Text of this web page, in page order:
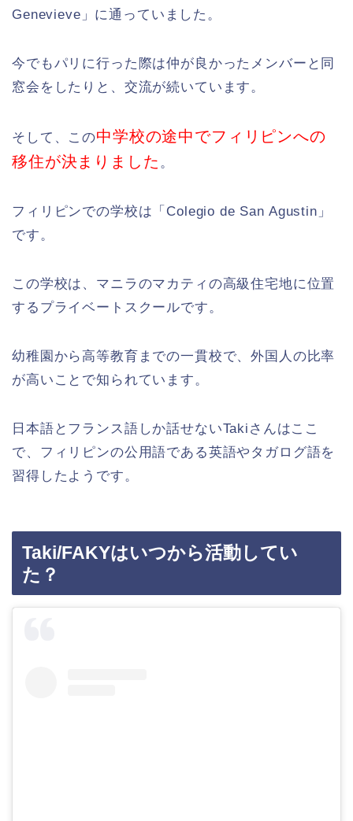
Genevieve」に通っていました。
今でもパリに行った際は仲が良かったメンバーと同
窓会をしたりと、交流が続いています。
そして、この中学校の途中でフィリピンへの
移住が決まりました 。
フィリピンでの学校は「Colegio de San Agustin」
です。
この学校は、マニラのマカティの高級住宅地に位置
するプライベートスクールです。
幼稚園から高等教育までの一貫校で、外国人の比率
が高いことで知られています。
日本語とフランス語しか話せないTakiさんはここ
で、フィリピンの公用語である英語やタガログ語を
習得したようです。
Taki/FAKYはいつから活動してい
た？